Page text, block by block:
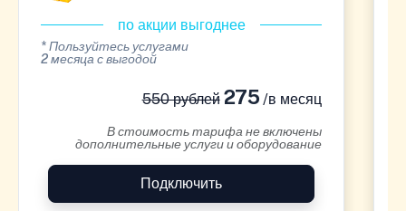
по акции выгоднее
* Пользуйтесь услугами
2 месяца с выгодой
550 рублей275 /в месяц
В стоимость тарифа не включены
дополнительные услуги и оборудование
Подключить